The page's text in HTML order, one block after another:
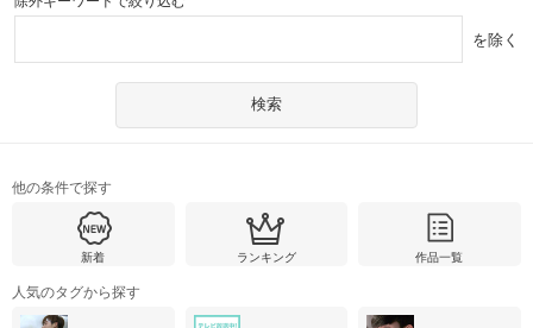
を除く
他の条件で探す
新着 ランキング 作品一覧
人気のタグから探す